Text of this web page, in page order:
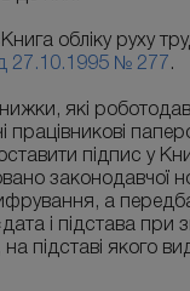
обліку руху
27.10.1995 № 277 .
які
працівникові
підпис у
законодавчої
а
і підстава при
підставі якого